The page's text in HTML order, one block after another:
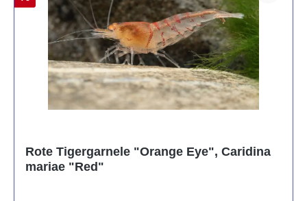
Rote Tigergarnele "Orange Eye", Caridina
mariae "Red"